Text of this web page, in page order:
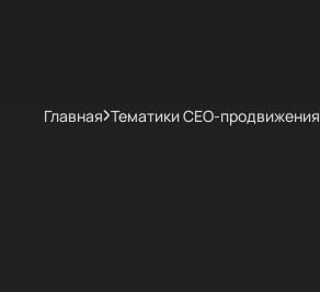
Главная Тематики СЕО-продвижения